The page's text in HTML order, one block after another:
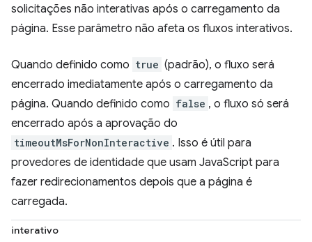
solicitações não interativas após o carregamento da
página. Esse parâmetro não afeta os fluxos interativos.
Quando definido como true (padrão), o fluxo será
encerrado imediatamente após o carregamento da
página. Quando definido como false , o fluxo só será
encerrado após a aprovação do
timeoutMsForNonInteractive . Isso é útil para
provedores de identidade que usam JavaScript para
fazer redirecionamentos depois que a página é
carregada.
interativo